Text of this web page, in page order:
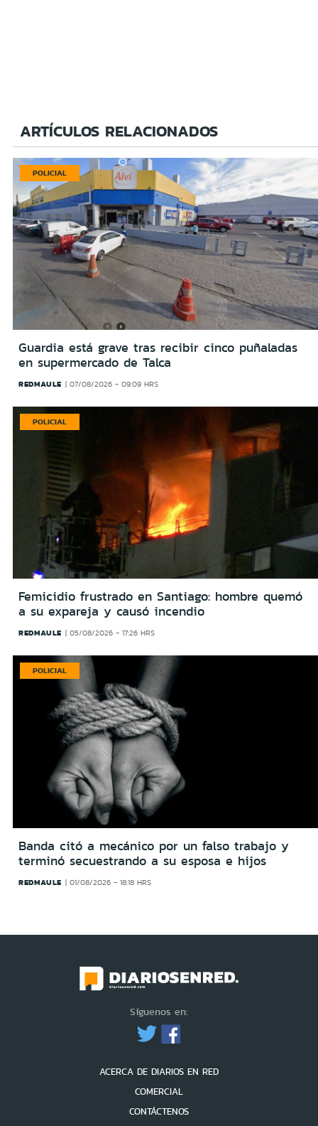
ARTÍCULOS RELACIONADOS
POLICIAL
Guardia está grave tras recibir cinco puñaladas
en supermercado de Talca
REDMAULE 07/08/2026 - 09:09 HRS
POLICIAL
Femicidio frustrado en Santiago: hombre quemó
a su expareja y causó incendio
REDMAULE 05/08/2026 - 17:26 HRS
POLICIAL
Banda citó a mecánico por un falso trabajo y
terminó secuestrando a su esposa e hijos
REDMAULE 01/08/2026 - 18:18 HRS
Síguenos en:
ACERCA DE DIARIOS EN RED
COMERCIAL
CONTÁCTENOS